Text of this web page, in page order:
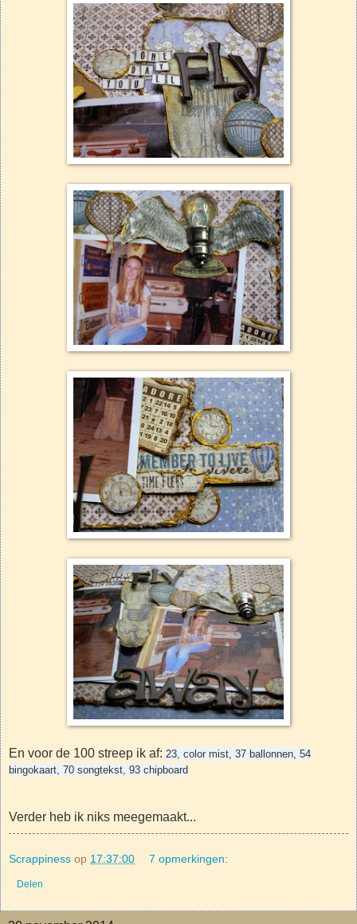
En voor de 100 streep ik af: 23, color mist, 37 ballonnen, 54
bingokaart, 70 songtekst, 93 chipboard
Verder heb ik niks meegemaakt...
Scrappiness op 17:37:00 7 opmerkingen:
Delen